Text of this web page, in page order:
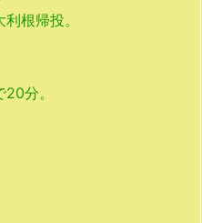
根帰投。
分。